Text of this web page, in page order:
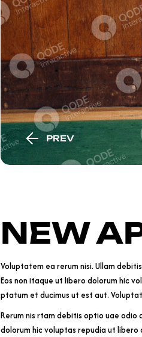
PREV
NEW
Voluptatem ea rerum nisi. Ullam
Eos non itaque ut libero dolorum hic
ptatum et ducimus ut est aut.
Rerum nis rtam debitis optio uae
dolorum hic voluptas repudia ut libero